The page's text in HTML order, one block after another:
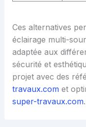
Ces alternatives
éclairage multi-
adaptée aux
sécurité et
projet avec des
travaux.comet
super-travaux.com.